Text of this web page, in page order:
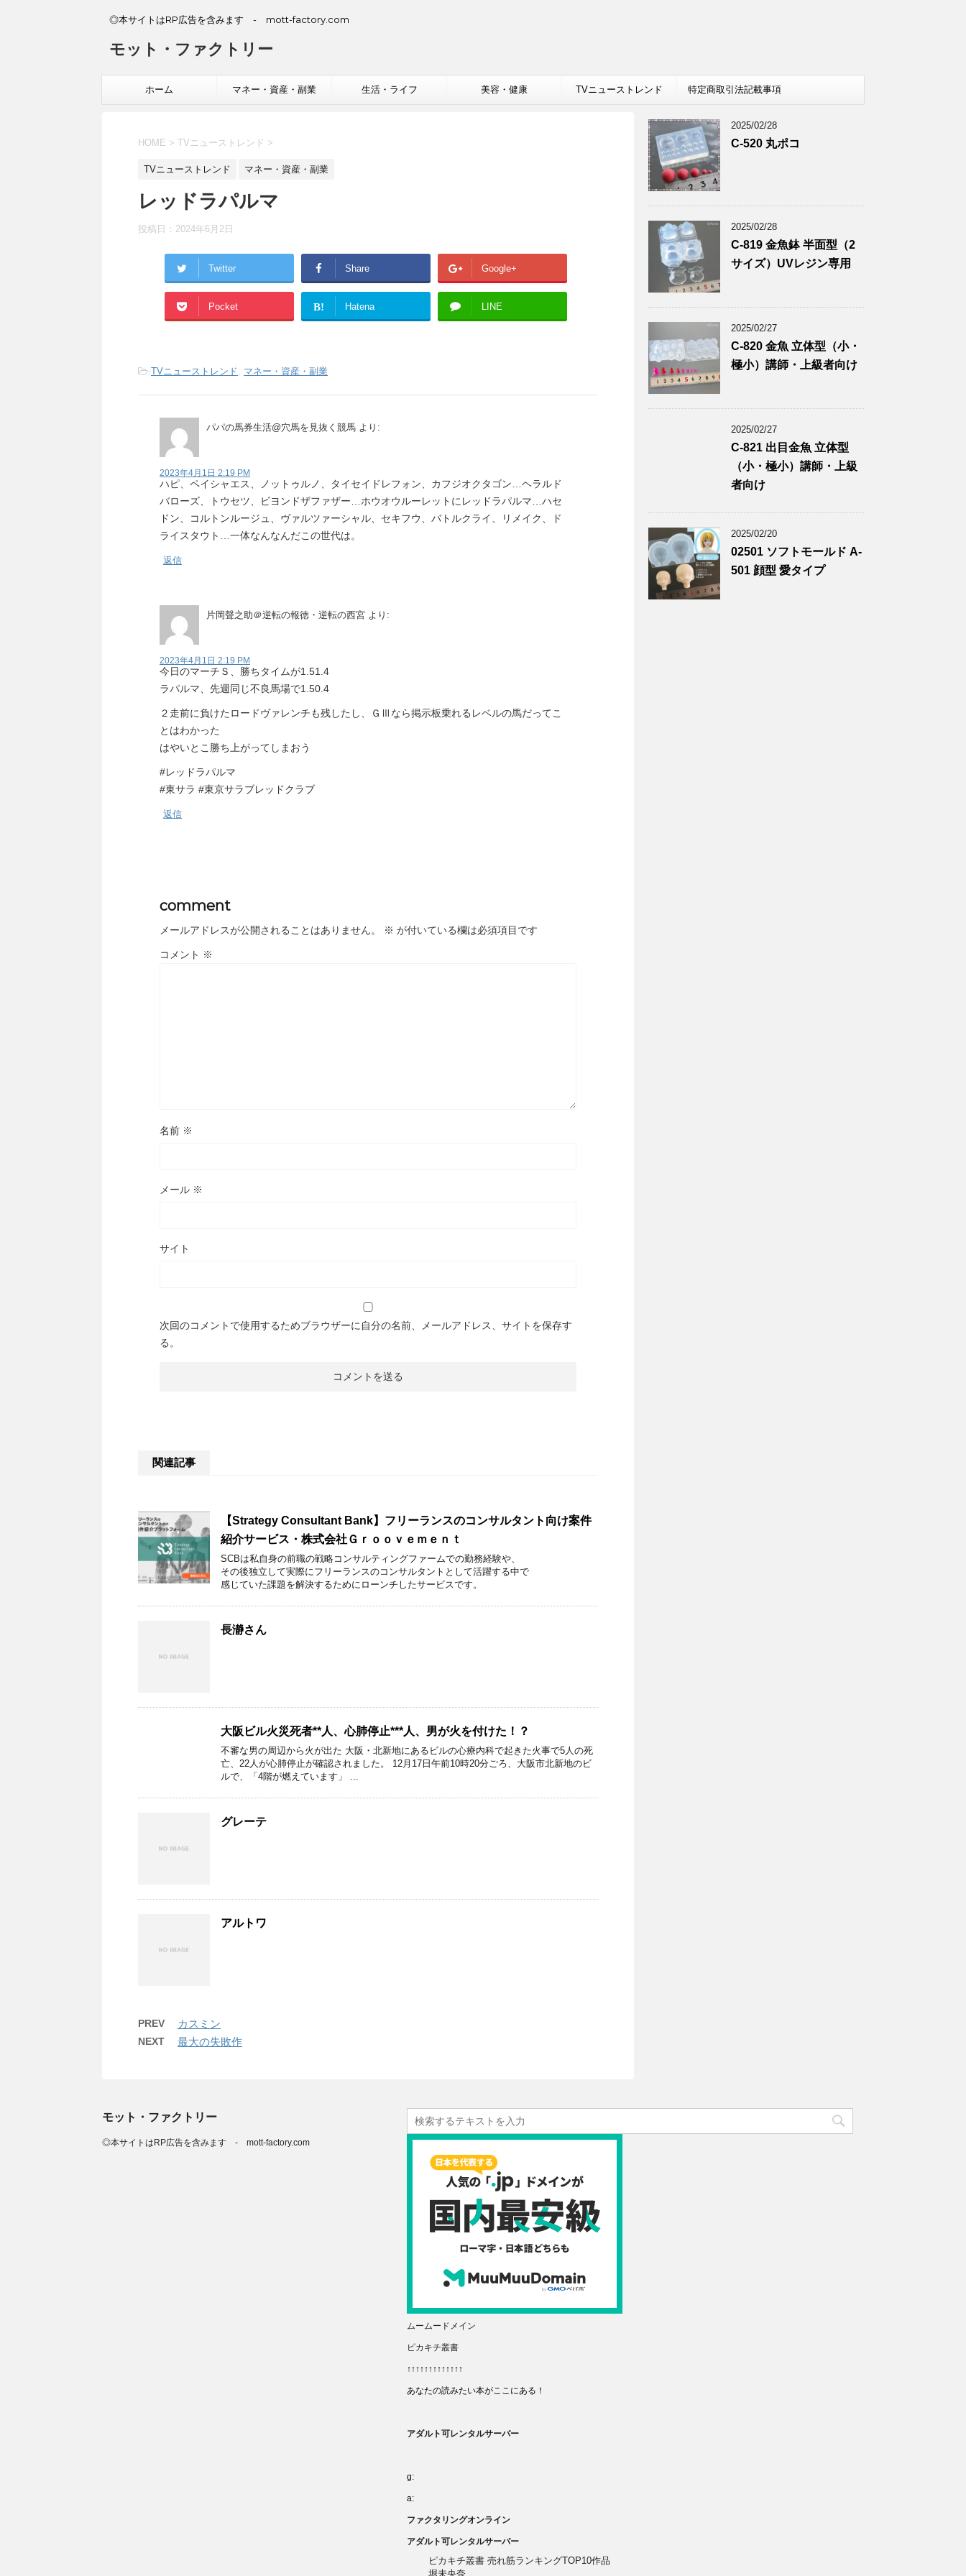
◎本サイトはRP広告を含みます - mott-factory.com
モット・ファクトリー
ホーム マネー・資産・副業 生活・ライフ 美容・健康 TVニューストレンド 特定商取引法記載事項
HOME > TVニューストレンド >
TVニューストレンド マネー・資産・副業
レッドラパルマ
投稿日： 2024年6月2日
Twitter Share Google+
Pocket B! Hatena LINE
-TVニューストレンド, マネー・資産・副業
パパの馬券生活@穴馬を見抜く競馬 より:
2023年4月1日 2:19 PM
ハピ、ペイシャエス、ノットゥルノ、タイセイドレフォン、カフジオクタゴン…ヘラルド
バローズ、トウセツ、ビヨンドザファザー…ホウオウルーレットにレッドラパルマ…ハセ
ドン、コルトンルージュ、ヴァルツァーシャル、セキフウ、バトルクライ、リメイク、ド
ライスタウト…一体なんなんだこの世代は。
返信
片岡聲之助＠逆転の報徳・逆転の西宮 より:
2023年4月1日 2:19 PM
今日のマーチＳ、勝ちタイムが1.51.4
ラパルマ、先週同じ不良馬場で1.50.4
２走前に負けたロードヴァレンチも残したし、ＧⅢなら掲示板乗れるレベルの馬だってこ
とはわかった
はやいとこ勝ち上がってしまおう
#レッドラパルマ
#東サラ #東京サラブレッドクラブ
返信
comment
メールアドレスが公開されることはありません。 ※ が付いている欄は必須項目です
コメント ※
名前 ※
メール ※
サイト
次回のコメントで使用するためブラウザーに自分の名前、メールアドレス、サイトを保存す
る。
関連記事
【Strategy Consultant Bank】フリーランスのコンサルタント向け案件
紹介サービス・株式会社Ｇｒｏｏｖｅｍｅｎｔ
SCBは私自身の前職の戦略コンサルティングファームでの勤務経験や、
その後独立して実際にフリーランスのコンサルタントとして活躍する中で
感じていた課題を解決するためにローンチしたサービスです。
長瀞さん
大阪ビル火災死者**人、心肺停止***人、男が火を付けた！？
不審な男の周辺から火が出た 大阪・北新地にあるビルの心療内科で起きた火事で5人の死
亡、22人が心肺停止が確認されました。 12月17日午前10時20分ごろ、大阪市北新地のビ
ルで、「4階が燃えています」 ...
グレーテ
アルトワ
PREV カスミン
NEXT 最大の失敗作
2025/02/28
C-520 丸ポコ
2025/02/28
C-819 金魚鉢 半面型（2
サイズ）UVレジン専用
2025/02/27
C-820 金魚 立体型（小・
極小）講師・上級者向け
2025/02/27
C-821 出目金魚 立体型
（小・極小）講師・上級
者向け
2025/02/20
02501 ソフトモールド A-
501 顔型 愛タイプ
ムームードメイン
ピカキチ叢書
↑↑↑↑↑↑↑↑↑↑↑↑↑
あなたの読みたい本がここにある！
アダルト可レンタルサーバー
g:
a:
ファクタリングオンライン
アダルト可レンタルサーバー
ピカキチ叢書 売れ筋ランキングTOP10作品
堀未央奈
モット・ファクトリー
◎本サイトはRP広告を含みます - mott-factory.com